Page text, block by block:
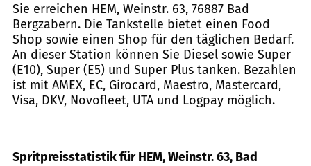
Sie erreichen HEM, Weinstr. 63, 76887 Bad
Bergzabern. Die Tankstelle bietet einen Food
Shop sowie einen Shop für den täglichen Bedarf.
An dieser Station können Sie Diesel sowie Super
(E10), Super (E5) und Super Plus tanken. Bezahlen
ist mit AMEX, EC, Girocard, Maestro, Mastercard,
Visa, DKV, Novofleet, UTA und Logpay möglich.
Spritpreisstatistik für HEM, Weinstr. 63, Bad